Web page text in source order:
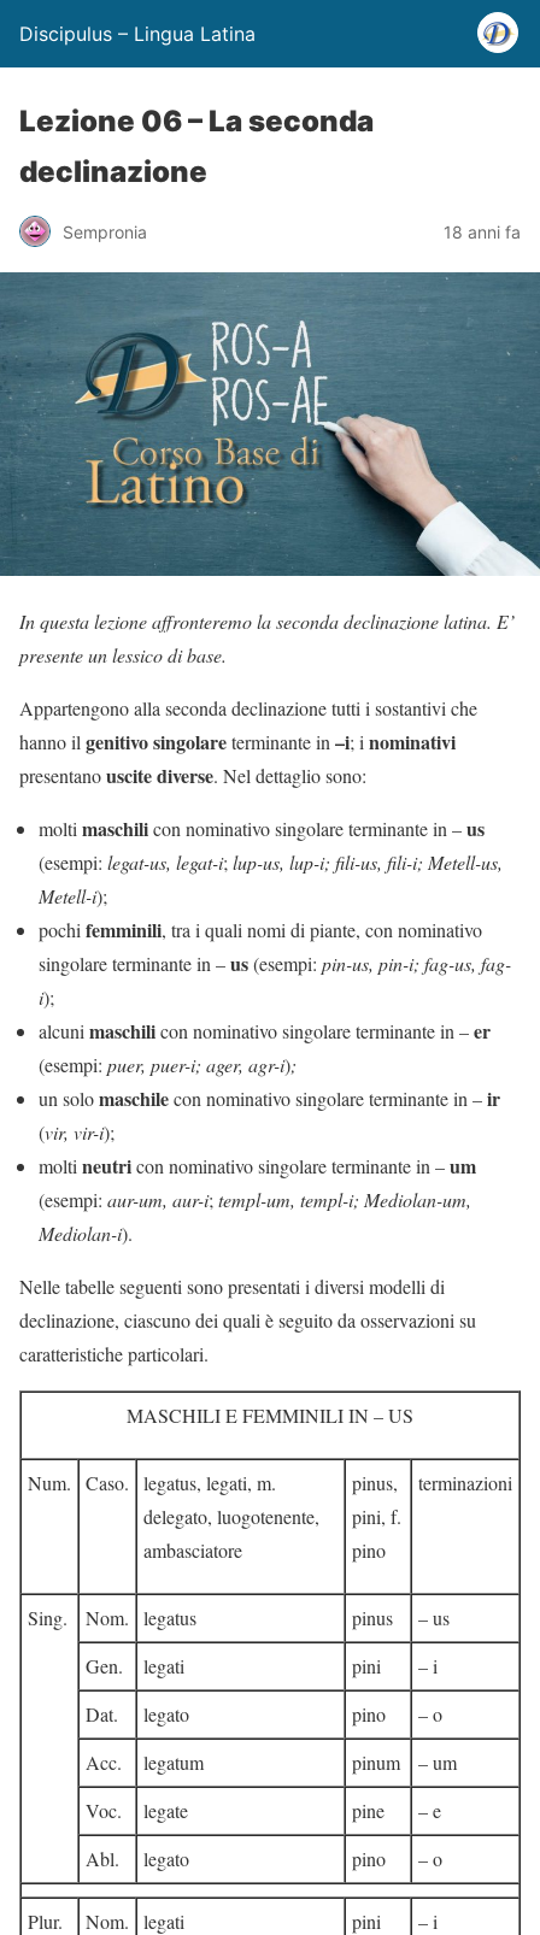
Discipulus – Lingua Latina
Lezione 06 – La seconda
declinazione
Sempronia 18 anni fa
In questa lezione affronteremo la seconda declinazione latina. E’
presente un lessico di base.
Appartengono alla seconda declinazione tutti i sostantivi che
hanno il genitivo singolareterminante in –i; i nominativi
presentanouscite diverse. Nel dettaglio sono:
molti maschilicon nominativo singolare terminante in –us
(esempi: legat-us, legat-i; lup-us, lup-i; fili-us, fili-i; Metell-us,
Metell-i);
pochi femminili, tra i quali nomi di piante, con nominativo
singolare terminante in –us(esempi: pin-us, pin-i; fag-us, fag-
i);
alcuni maschilicon nominativo singolare terminante in –er
(esempi: puer, puer-i; ager, agr-i);
un solomaschilecon nominativo singolare terminante in –ir
(vir, vir-i);
molti neutricon nominativo singolare terminante in –um
(esempi: aur-um, aur-i; templ-um, templ-i; Mediolan-um,
Mediolan-i).
Nelle tabelle seguenti sono presentati i diversi modelli di
declinazione, ciascuno dei quali è seguito da osservazioni su
caratteristiche particolari.
MASCHILI E FEMMINILI IN – US
Num. Caso.
legatus, legati, m.
delegato, luogotenente,
ambasciatore
pinus,
pini, f.
pino
terminazioni
Sing. Nom. legatus pinus
– us
Gen.
legati pini
– i
Dat.
legato pino
– o
Acc.
legatum pinum
– um
Voc.
legate pine
– e
Abl.
legato pino – o
Plur. Nom. legati pini
– i